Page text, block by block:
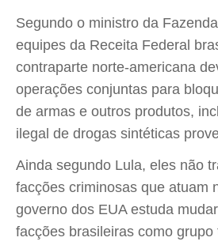
Segundo o ministro da
equipes da Receita Federal
contraparte norte-americana
operações conjuntas para
de armas e outros produtos,
ilegal de drogas sintéticas
Ainda segundo Lula, eles não
facções criminosas que atuam
governo dos EUA estuda
facções brasileiras como